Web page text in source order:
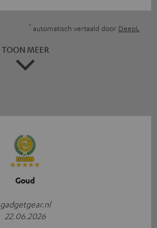
* automatisch vertaald door DeepL
TOON MEER
Goud
gadgetgear.nl
22.06.2026